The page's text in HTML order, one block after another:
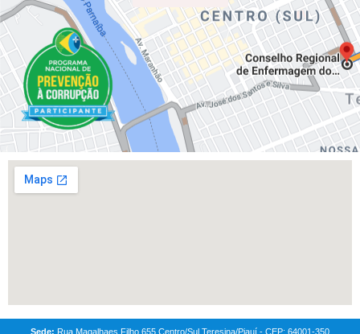
Sede: Rua Magalhaes Filho,655,Centro/Sul Teresina/Piauí - CEP: 64001-350